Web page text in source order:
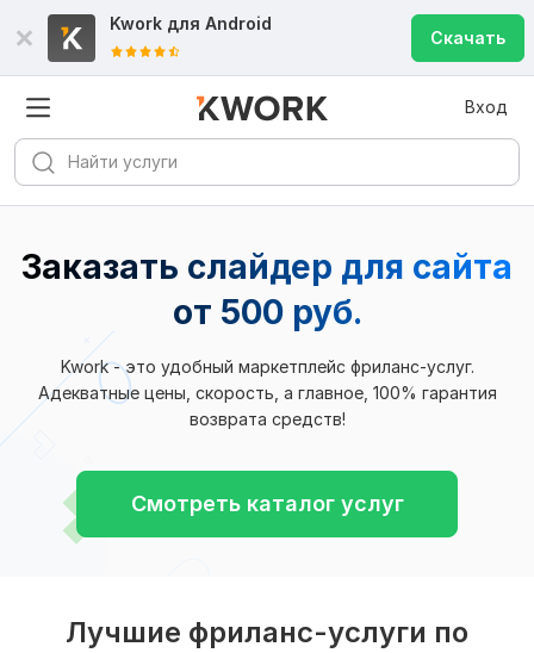
Kwork для Android
Скачать
Вход
Заказать слайдер для сайта
от 500 руб.
Kwork - это удобный маркетплейс фриланс-услуг.
Адекватные цены, скорость, а главное, 100% гарантия
возврата средств!
Смотреть каталог услуг
Лучшие фриланс-услуги по